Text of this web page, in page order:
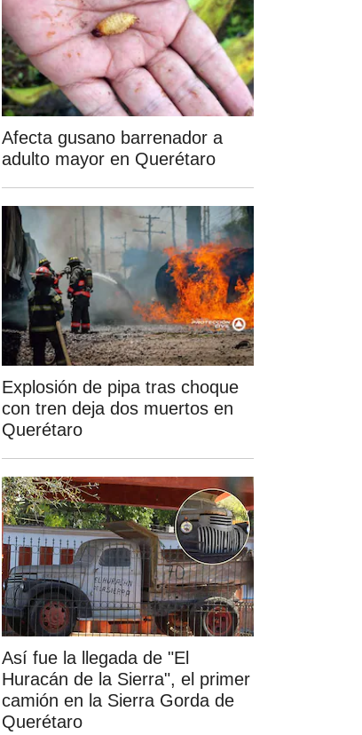
Afecta gusano barrenador a
adulto mayor en Querétaro
Explosión de pipa tras choque
con tren deja dos muertos en
Querétaro
Así fue la llegada de "El
Huracán de la Sierra", el primer
camión en la Sierra Gorda de
Querétaro